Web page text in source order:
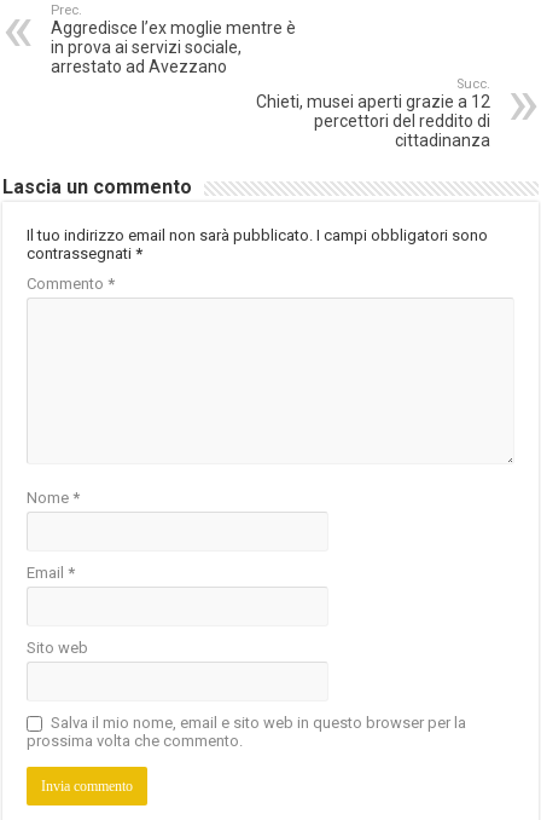
Prec.
Aggredisce l’ex moglie mentre è
in prova ai servizi sociale,
arrestato ad Avezzano
Succ.
Chieti, musei aperti grazie a 12
percettori del reddito di
cittadinanza
Lascia un commento
Il tuo indirizzo email non sarà pubblicato. I campi obbligatori sono
contrassegnati*
Commento*
Nome*
Email*
Sito web
Salva il mio nome, email e sito web in questo browser per la
prossima volta che commento.